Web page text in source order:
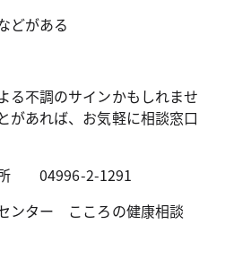
どがある
る不調のサインかもしれませ
があれば、お気軽に相談窓口
所 04996-2-1291
ンター こころの健康相談